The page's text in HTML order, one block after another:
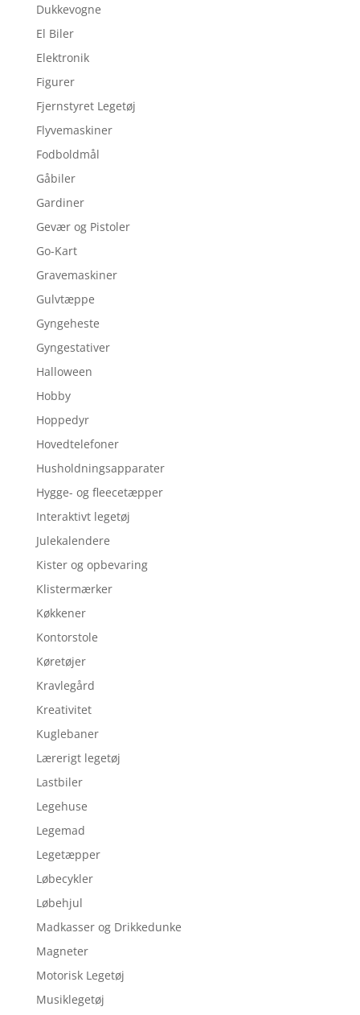
Dukkevogne
El Biler
Elektronik
Figurer
Fjernstyret Legetøj
Flyvemaskiner
Fodboldmål
Gåbiler
Gardiner
Gevær og Pistoler
Go-Kart
Gravemaskiner
Gulvtæppe
Gyngeheste
Gyngestativer
Halloween
Hobby
Hoppedyr
Hovedtelefoner
Husholdningsapparater
Hygge- og fleecetæpper
Interaktivt legetøj
Julekalendere
Kister og opbevaring
Klistermærker
Køkkener
Kontorstole
Køretøjer
Kravlegård
Kreativitet
Kuglebaner
Lærerigt legetøj
Lastbiler
Legehuse
Legemad
Legetæpper
Løbecykler
Løbehjul
Madkasser og Drikkedunke
Magneter
Motorisk Legetøj
Musiklegetøj